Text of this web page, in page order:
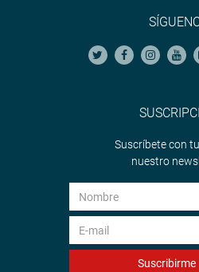
Suscríbete con
nuestro
Suscribirme